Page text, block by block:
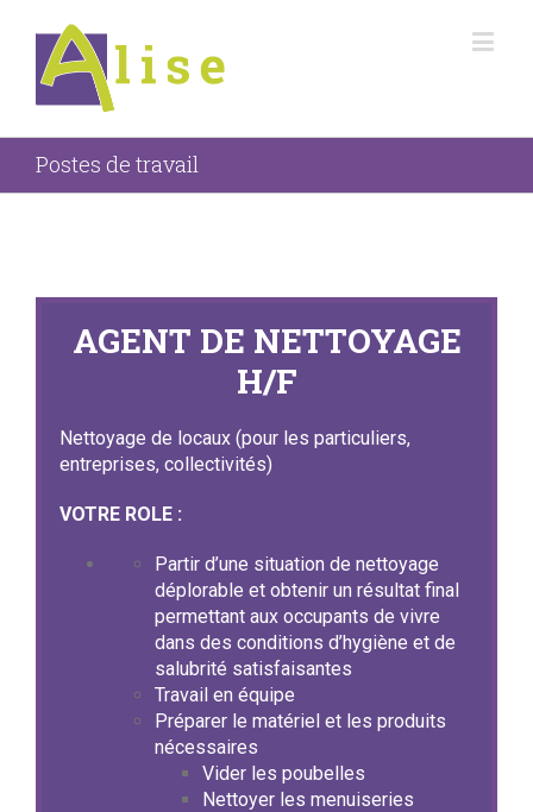
Postes de travail
AGENT DE NETTOYAGE
H/F
Nettoyage de locaux (pour les particuliers,
entreprises, collectivités)
VOTRE ROLE :
Partir d’une situation de nettoyage
déplorable et obtenir un résultat final
permettant aux occupants de vivre
dans des conditions d’hygiène et de
salubrité satisfaisantes
Travail en équipe
Préparer le matériel et les produits
nécessaires
Vider les poubelles
Nettoyer les menuiseries